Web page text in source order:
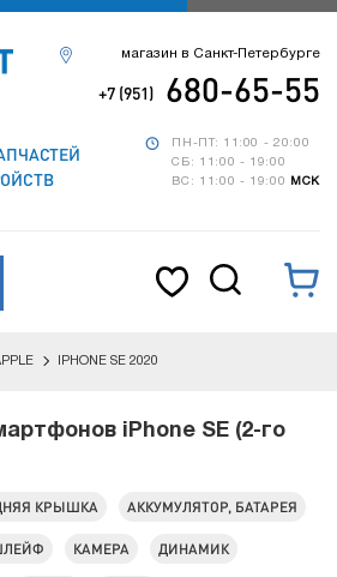
ПН-ПТ: 11:00 - 20:00
СБ: 11:00 - 19:00
ВС: 11:00 - 19:00
МСК
магазин в Санкт-Петербурге
+7 (951) 680-65-55
IPHONE SE 2020
iPhone SE (2-го
КРЫШКА АККУМУЛЯТОР, БАТАРЕЯ
КАМЕРА ДИНАМИК